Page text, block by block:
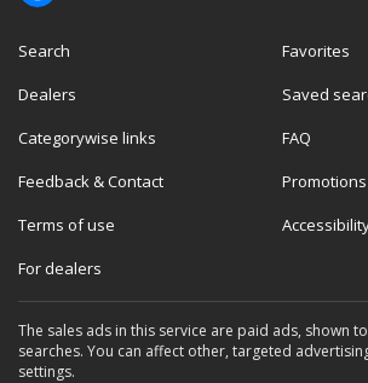
Search
Dealers
Categorywise links
Feedback & Contact
Terms of use
For dealers
Favorites
Saved
FAQ
Promotions
The sales ads in this service are paid ads, shown
searches. You can affect other, targeted
settings.